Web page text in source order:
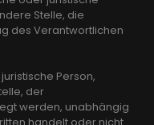
Stelle, die
des Verantwortlichen
Person,
der
werden, unabhängig